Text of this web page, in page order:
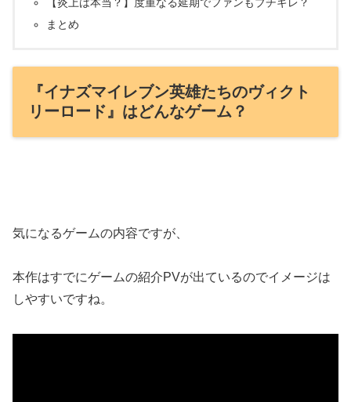
【炎上は本当？】度重なる延期でファンもブチギレ？
まとめ
『イナズマイレブン英雄たちのヴィクト
リーロード』はどんなゲーム？
気になるゲームの内容ですが、
本作はすでにゲームの紹介PVが出ているのでイメージは
しやすいですね。